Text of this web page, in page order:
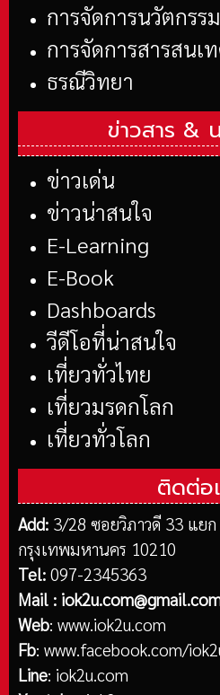
การจัดการนวัตกรรม
การจัดการสารสนเ
ธรณีวิทยา
ข่าวสาร &
ข่าวเด่น
ข่าวน่าสนใจ
E-Learning
E-Book
Dashboards
วีดีโอที่น่าสนใจ
เที่ยวทั่วไทย
เที่ยวมรดกโลก
เที่ยวทั่วโลก
ติดต่อ
Add: 3/28 ซอยวิภาวดี 33 แย
กรุงเทพมหานคร 10210
Tel: 097-2345363
Mail :
Web: www.iok2u.com
Fb: www.facebook.com/
Line: iok2u.com